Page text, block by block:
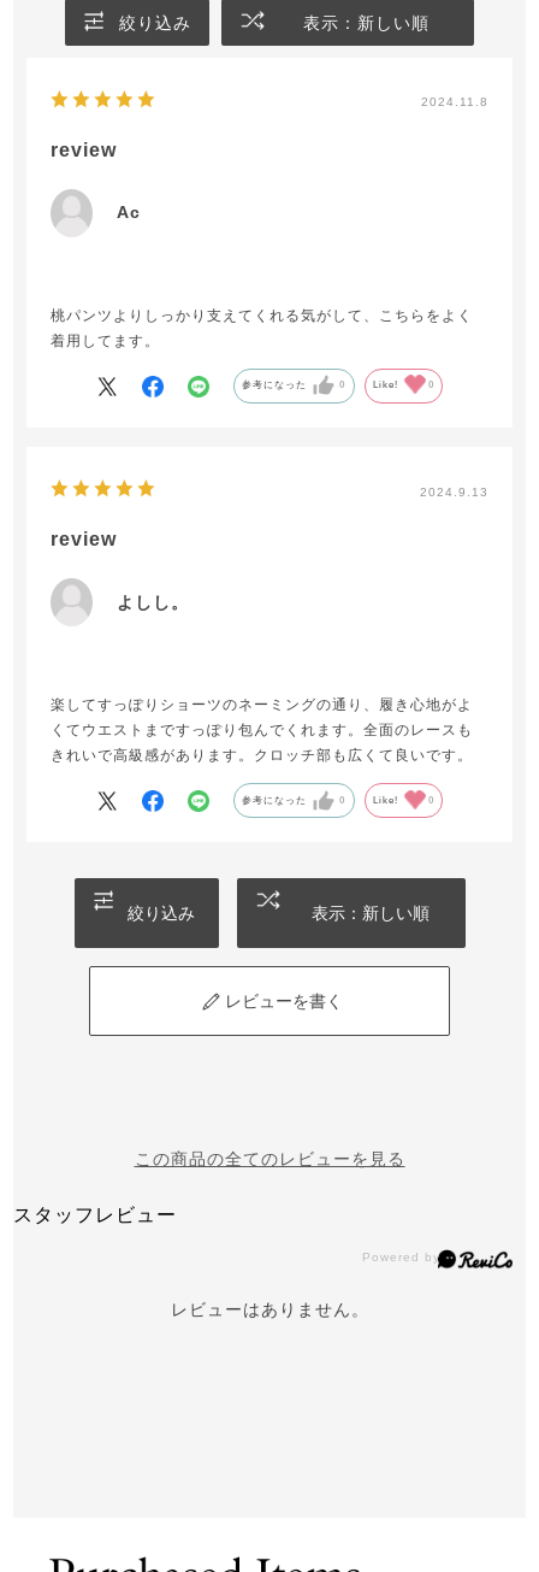
絞り込み 表示：新しい順
2024.11.8
review
Ac
桃パンツよりしっかり支えてくれる気がして、こちらをよく
着用してます。
参考になった 0 Like! 0
2024.9.13
review
よしし。
楽してすっぽりショーツのネーミングの通り、履き心地がよ
くてウエストまですっぽり包んでくれます。全面のレースも
きれいで高級感があります。クロッチ部も広くて良いです。
参考になった 0 Like! 0
絞り込み 表示：新しい順
レビューを書く
この商品の全てのレビューを見る
スタッフレビュー
レビューはありません。